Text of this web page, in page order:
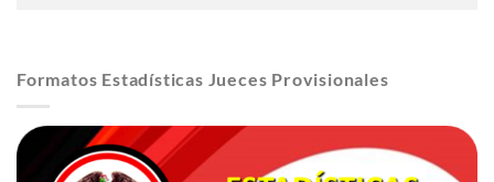
Formatos Estadísticas Jueces Provisionales